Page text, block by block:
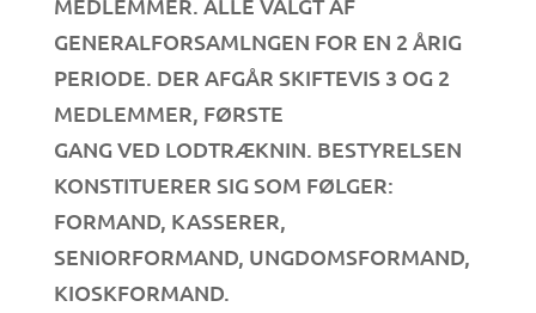
GENERALFORSAMLNGEN FOR EN 2 ÅRIG
PERIODE. DER AFGÅR SKIFTEVIS 3 OG 2
MEDLEMMER, FØRSTE
GANG VED LODTRÆKNIN. BESTYRELSEN
KONSTITUERER SIG SOM FØLGER:
FORMAND, KASSERER,
SENIORFORMAND, UNGDOMSFORMAND,
KIOSKFORMAND.